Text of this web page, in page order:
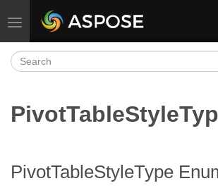
Toggle navigation
PivotTableStyleType